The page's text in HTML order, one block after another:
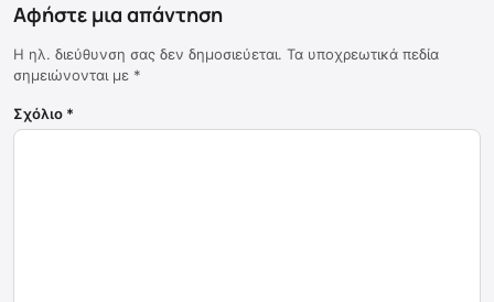
Αφήστε μια απάντηση
Η ηλ. διεύθυνση σας δεν δημοσιεύεται. Τα υποχρεωτικά πεδία
σημειώνονται με *
Σχόλιο *